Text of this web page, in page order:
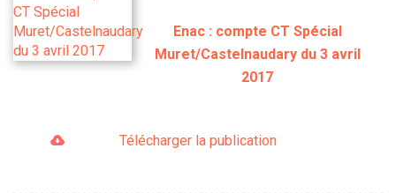
Enac : compte CT Spécial
Muret/Castelnaudary du 3 avril
2017
Télécharger la publication